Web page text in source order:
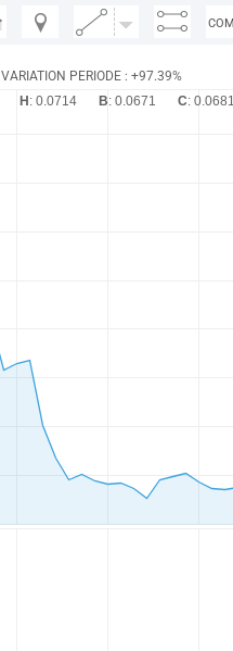
VARIATION PERIODE : +97.39%
H : 0.0714 B: 0.0671 C: 0.0681